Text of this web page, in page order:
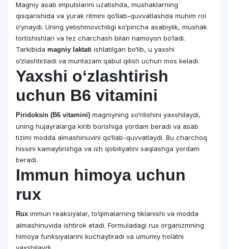
Magniy asab impulslarini uzatishda, mushaklarning
qisqarishida va yurak ritmini qo‘llab-quvvatlashda muhim rol
o‘ynaydi. Uning yetishmovchiligi ko‘pincha asabiylik, mushak
tortishishlari va tez charchash bilan namoyon bo‘ladi.
Tarkibida magniy laktati ishlatilgan bo‘lib, u yaxshi
o‘zlashtiriladi va muntazam qabul qilish uchun mos keladi.
Yaxshi o‘zlashtirish
uchun B6 vitamini
Piridoksin (B6 vitamini) magniyning so‘rilishini yaxshilaydi,
uning hujayralarga kirib borishiga yordam beradi va asab
tizimi modda almashinuvini qo‘llab-quvvatlaydi. Bu charchoq
hissini kamaytirishga va ish qobiliyatini saqlashga yordam
beradi.
Immun himoya uchun
rux
Rux immun reaksiyalar, to‘qimalarning tiklanishi va modda
almashinuvida ishtirok etadi. Formuladagi rux organizmning
himoya funksiyalarini kuchaytiradi va umumiy holatni